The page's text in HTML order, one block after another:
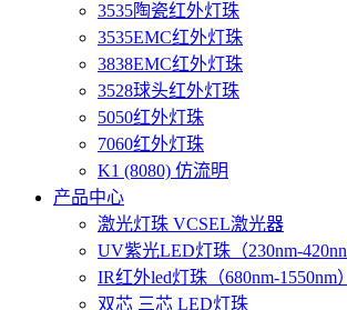
3535陶瓷红外灯珠
3535EMC红外灯珠
3838EMC红外灯珠
3528球头红外灯珠
5050红外灯珠
7060红外灯珠
K1 (8080) 仿流明
产品中心
激光灯珠 VCSEL激光器
UV紫光LED灯珠（230nm-420nn
IR红外led灯珠（680nm-1550nm）
双芯 三芯 LED灯珠